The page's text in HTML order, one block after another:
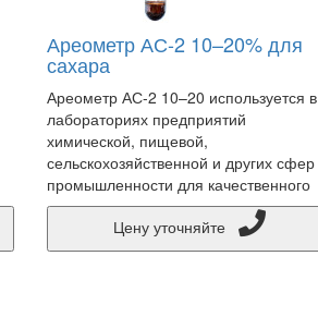
Ареометр АС-2 10–20% для
сахара
Ареометр АС-2 10–20 используется в
лабораториях предприятий
химической, пищевой,
сельскохозяйственной и других сфер
промышленности для качественного
Цену уточняйте